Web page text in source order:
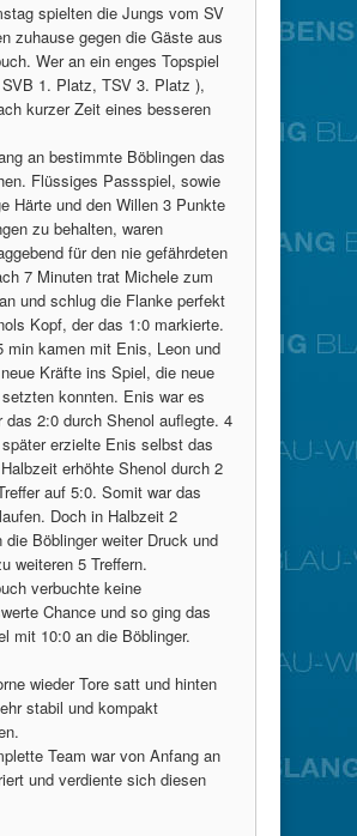
spielten die Jungs vom SV
zuhause gegen die Gäste aus
Wer an ein enges Topspiel
1. Platz, TSV 3. Platz ),
kurzer Zeit eines besseren
an bestimmte Böblingen das
Flüssiges Passspiel, sowie
Härte und den Willen 3 Punkte
zu behalten, waren
für den nie gefährdeten
7 Minuten trat Michele zum
und schlug die Flanke perfekt
Kopf, der das 1:0 markierte.
min kamen mit Enis, Leon und
Kräfte ins Spiel, die neue
konnten. Enis war es
das 2:0 durch Shenol auflegte. 4
erzielte Enis selbst das
erhöhte Shenol durch 2
auf 5:0. Somit war das
Doch in Halbzeit 2
die Böblinger weiter Druck und
weiteren 5 Treffern.
verbuchte keine
Chance und so ging das
mit 10:0 an die Böblinger.
wieder Tore satt und hinten
stabil und kompakt
Team war von Anfang an
und verdiente sich diesen